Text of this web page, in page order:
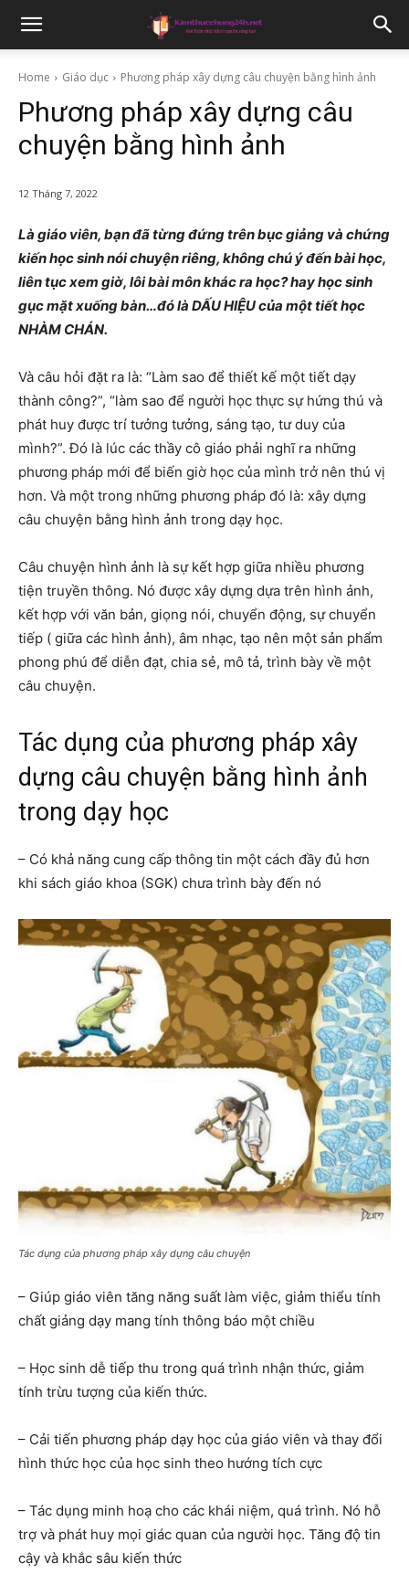
Home Giáo dục Phương pháp xây dựng câu chuyện bằng hình ảnh
Phương pháp xây dựng câu
chuyện bằng hình ảnh
12 Tháng 7, 2022
Là giáo viên, bạn đã từng đứng trên bục giảng và chứng
kiến học sinh nói chuyện riêng, không chú ý đến bài học,
liên tục xem giờ, lôi bài môn khác ra học? hay học sinh
gục mặt xuống bàn…đó là DẤU HIỆU của một tiết học
NHÀM CHÁN.
Và câu hỏi đặt ra là: “Làm sao để thiết kế một tiết dạy
thành công?”, “làm sao để người học thực sự hứng thú và
phát huy được trí tưởng tưởng, sáng tạo, tư duy của
mình?”. Đó là lúc các thầy cô giáo phải nghĩ ra những
phương pháp mới để biến giờ học của mình trở nên thú vị
hơn. Và một trong những phương pháp đó là: xây dựng
câu chuyện bằng hình ảnh trong dạy học.
Câu chuyện hình ảnh là sự kết hợp giữa nhiều phương
tiện truyền thông. Nó được xây dựng dựa trên hình ảnh,
kết hợp với văn bản, giọng nói, chuyển động, sự chuyển
tiếp ( giữa các hình ảnh), âm nhạc, tạo nên một sản phẩm
phong phú để diễn đạt, chia sẻ, mô tả, trình bày về một
câu chuyện.
Tác dụng của phương pháp xây
dựng câu chuyện bằng hình ảnh
trong dạy học
– Có khả năng cung cấp thông tin một cách đầy đủ hơn
khi sách giáo khoa (SGK) chưa trình bày đến nó
Tác dụng của phương pháp xây dựng câu chuyện
– Giúp giáo viên tăng năng suất làm việc, giảm thiểu tính
chất giảng dạy mang tính thông báo một chiều
– Học sinh dễ tiếp thu trong quá trình nhận thức, giảm
tính trừu tượng của kiến thức.
– Cải tiến phương pháp dạy học của giáo viên và thay đổi
hình thức học của học sinh theo hướng tích cực
– Tác dụng minh hoạ cho các khái niệm, quá trình. Nó hỗ
trợ và phát huy mọi giác quan của người học. Tăng độ tin
cậy và khắc sâu kiến thức